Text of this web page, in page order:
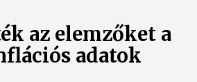
az elemzőket a
adatok